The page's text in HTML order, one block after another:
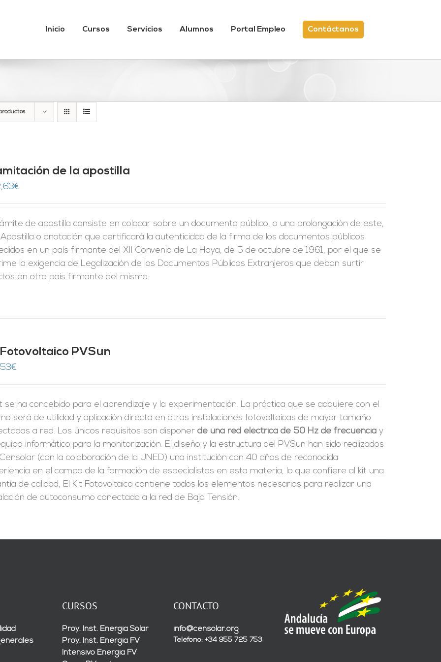
Inicio Cursos Servicios Alumnos Portal Empleo Contáctanos
de la apostilla
€
de apostilla consiste en colocar sobre un documento público, o una prolongación de este,
o anotación que certificará la autenticidad de la firma de los documentos públicos
en un país firmante del XII Convenio de La Haya, de 5 de octubre de 1961, por el que se
la exigencia de Legalización de los Documentos Públicos Extranjeros que deban surtir
en otro país firmante del mismo.
PVSun
€
se ha concebido para el aprendizaje y la experimentación. La práctica que se adquiere con el
será de utilidad y aplicación directa en otras instalaciones fotovoltaicas de mayor tamaño
a red. Los únicos requisitos son disponerde una red eléctrica de 50 Hz de frecuencia y
informático para la monitorización. El diseño y la estructura del PVSun han sido realizados
(con la colaboración de la UNED) una institución con 40 años de reconocida
en el campo de la formación de especialistas en esta materia, lo que confiere al kit una
de calidad, El Kit Fotovoltaico contiene todos los elementos necesarios para realizar una
de autoconsumo conectada a la red de Baja Tensión.
CURSOS
Proy. Inst. Energía Solar
Proy. Inst. Energía FV
Intensivo Energía FV
CONTACTO
info@censolar.org
Teléfono: +34 955 725 753